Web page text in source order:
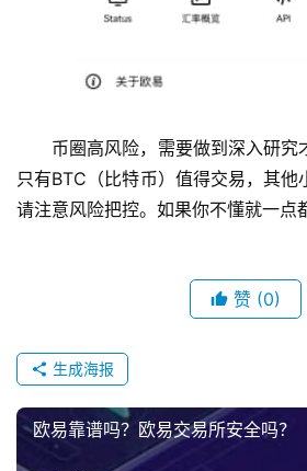
币圈高风险，需要做到深入研究
只有BTC（比特币）值得交易，其他
请注意风险把控。如果你不懂就一点
赞 (0)
生成海报
欧易靠谱吗？欧易交易所安全吗？